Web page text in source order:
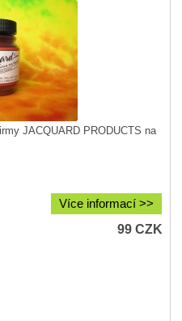
JACQUARD PRODUCTS na
Více informací >>
99CZK